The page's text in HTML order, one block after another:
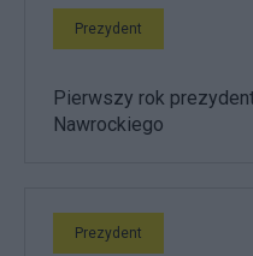
Prezydent
Pierwszy rok
Nawrockiego
Prezydent